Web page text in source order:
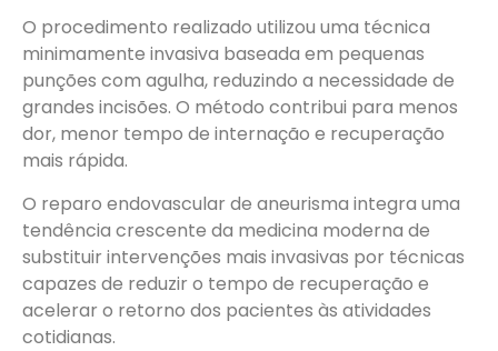
O procedimento realizado utilizou uma técnica
minimamente invasiva baseada em pequenas
punções com agulha, reduzindo a necessidade de
grandes incisões. O método contribui para menos
dor, menor tempo de internação e recuperação
mais rápida.
O reparo endovascular de aneurisma integra uma
tendência crescente da medicina moderna de
substituir intervenções mais invasivas por técnicas
capazes de reduzir o tempo de recuperação e
acelerar o retorno dos pacientes às atividades
cotidianas.